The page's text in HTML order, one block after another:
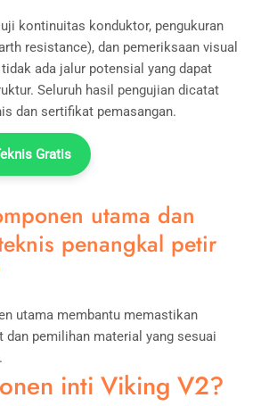
kontinuitas konduktor, pengukuran
resistance), dan pemeriksaan visual
ada jalur potensial yang dapat
Seluruh hasil pengujian dicatat
dan sertifikat pemasangan.
Gratis
utama dan
penangkal petir
utama membantu memastikan
dan pemilihan material yang sesuai
inti Viking V2?